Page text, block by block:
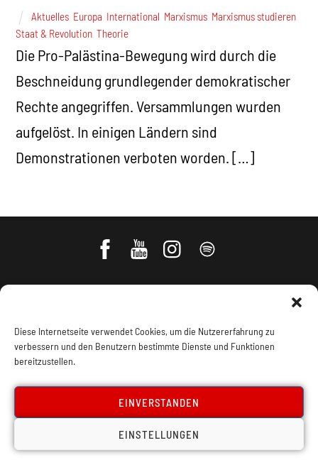
Diese Internetseite verwendet Cookies, um die Nutzererfahrung zu
verbessern und den Benutzern bestimmte Dienste und Funktionen
bereitzustellen.
EINVERSTANDEN
EINSTELLUNGEN
Aktuelles Europa International Marxismus Marxismus studieren
Staat & Revolution ,Theorie
Die Pro-Palästina-Bewegung wird durch die
Beschneidung grundlegender demokratischer
Rechte angegriffen. Versammlungen wurden
aufgelöst. In einigen Ländern sind
Demonstrationen verboten worden. […]
Impressum, Offenlegung Cookie Policy
Datenschutz Kontakt